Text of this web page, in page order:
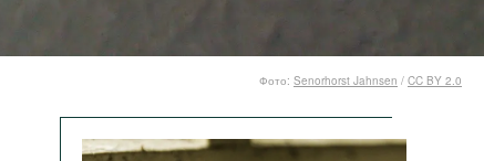
Фото: Senorhorst Jahnsen / CC BY 2.0